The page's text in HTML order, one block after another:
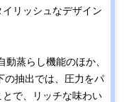
リッシュなデザイン
蒸らし機能のほか、
の抽出では、圧力をパ
で、リッチな味わい